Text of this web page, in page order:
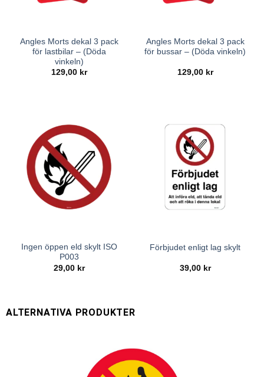
Angles Morts dekal 3 pack
för lastbilar – (Döda
vinkeln)
129,00 kr
Angles Morts dekal 3 pack
för bussar – (Döda vinkeln)
129,00 kr
Ingen öppen eld skylt ISO
P003
29,00 kr
Förbjudet enligt lag skylt
39,00 kr